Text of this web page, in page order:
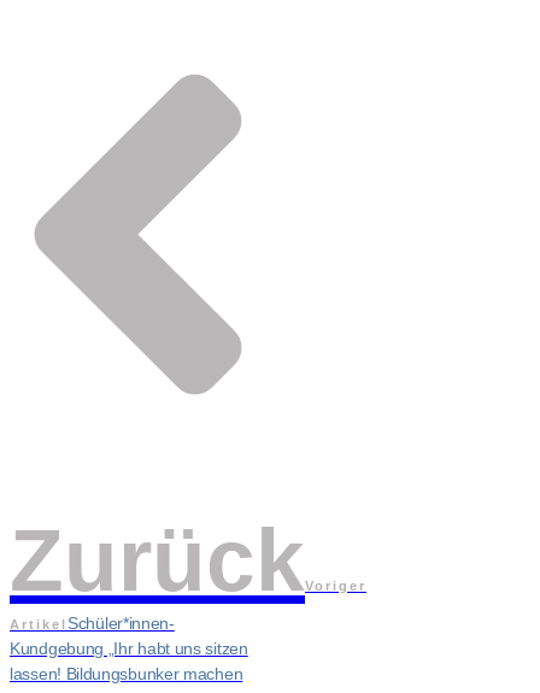
ZurückVoriger
Artikel Schüler*innen-
Kundgebung „Ihr habt uns sitzen
lassen! Bildungsbunker machen